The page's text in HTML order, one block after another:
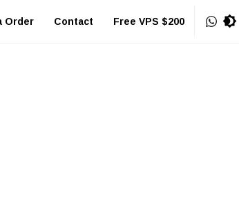
Order Contact Free VPS $200